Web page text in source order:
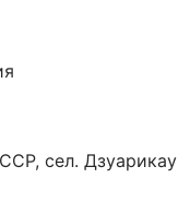
сел. Дзуарикау